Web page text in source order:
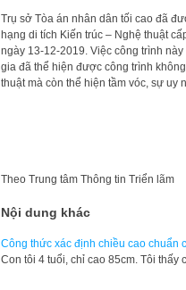
Trụ sở Tòa án nhân dân tối cao đã
hạng di tích Kiến trúc – Nghệ thuật
ngày 13-12-2019. Việc công trình
gia đã thể hiện được công trình
thuật mà còn thể hiện tầm vóc, sự
Theo Trung tâm Thông tin Triển lãm
Nội dung khác
Công thức xác định chiều cao chuẩn
​Con tôi 4 tuổi, chỉ cao 85cm. Tôi